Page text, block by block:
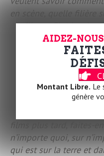
en scène, quelle filière
« milieu ». Eh bien,
pas de milieu, il n’y a
de règles, il n’y a que
garçons qui me
assistant pour
apprendre, ou plutôt
croyez. Un assistant,
films plus tard, faites-
n’importe quoi, sur
qui est sur la terre et
AIDEZ-
Montant Libre. Le
génère